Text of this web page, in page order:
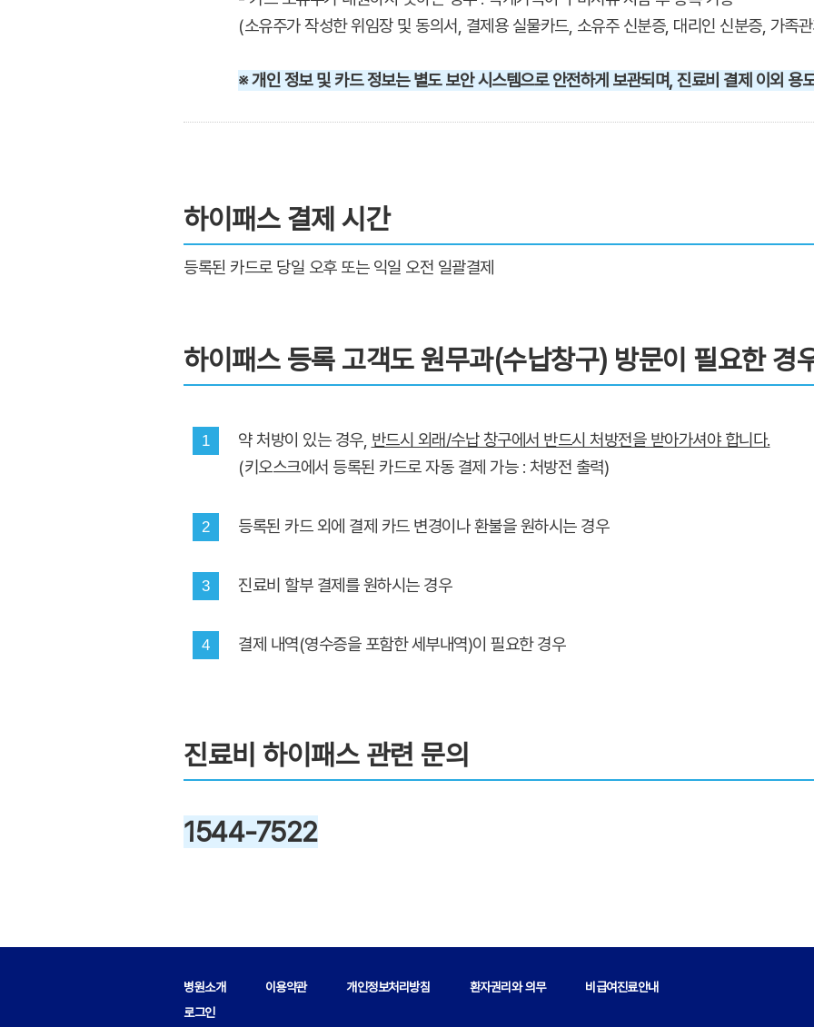
(소유주가 작성한 위임장 및 동의서, 결제용 실물카드, 소유주 신분증, 대리인 신분증, 가족
※ 개인 정보 및 카드 정보는 별도 보안 시스템으로 안전하게 보관되며, 진료비 결제 이외 용
하이패스 결제 시간
등록된 카드로 당일 오후 또는 익일 오전 일괄결제
하이패스 등록 고객도 원무과(수납창구) 방문이 필요한 경
1 약 처방이 있는 경우, 반드시 외래/수납 창구에서 반드시 처방전을 받아가셔야 합니다.
(키오스크에서 등록된 카드로 자동 결제 가능 : 처방전 출력)
2 등록된 카드 외에 결제 카드 변경이나 환불을 원하시는 경우
3 진료비 할부 결제를 원하시는 경우
4 결제 내역(영수증을 포함한 세부내역)이 필요한 경우
진료비 하이패스 관련 문의
1544-7522
병원소개 이용약관 개인정보처리방침 환자권리와 의무
비급여진료안내
로그인